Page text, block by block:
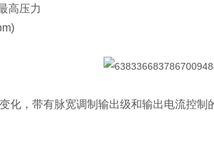
高压力
化，带有脉宽调制输出级和输出电流控制